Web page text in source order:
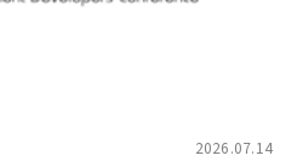
2026.07.14